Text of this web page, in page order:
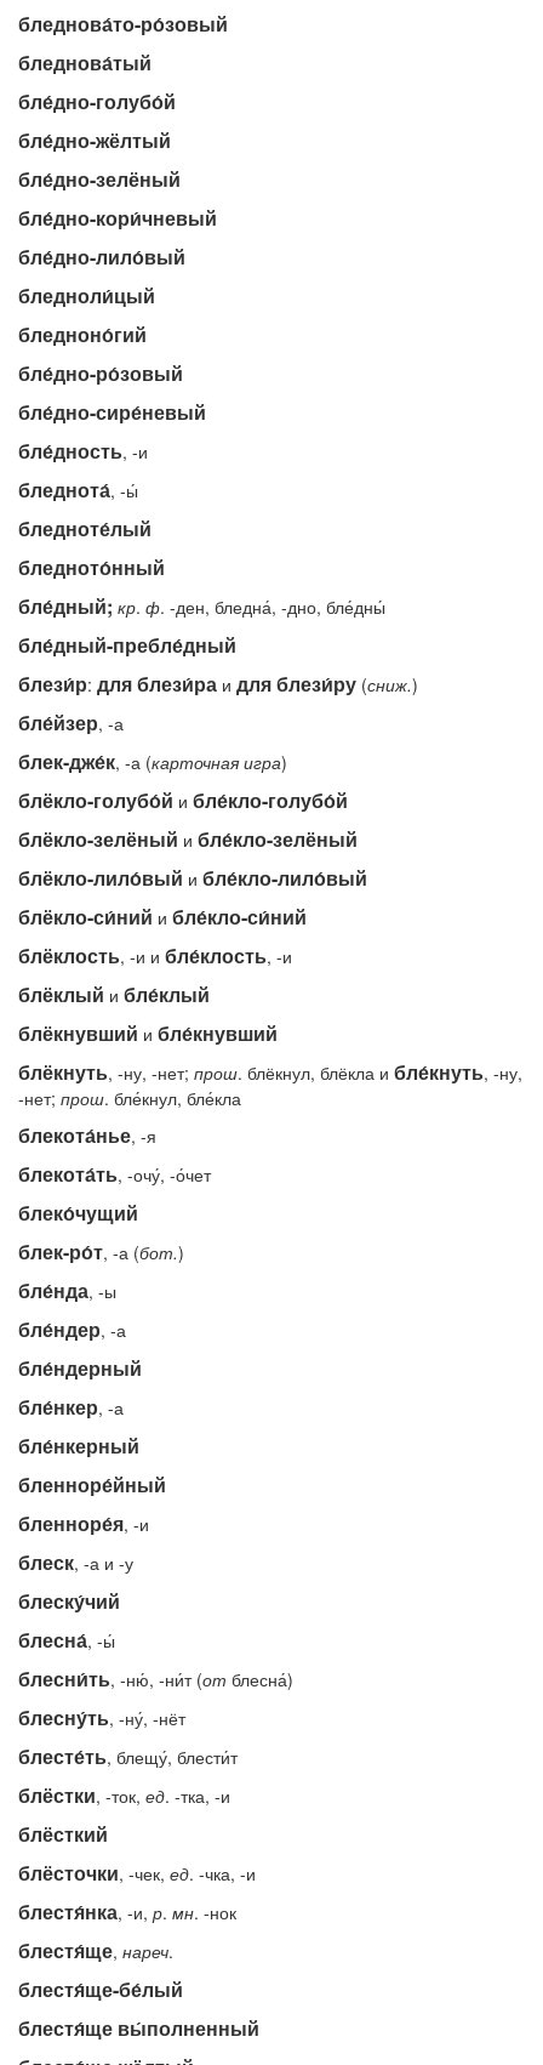
бледнова́то-ро́зовый
бледнова́тый
бле́дно-голубо́й
бле́дно-жёлтый
бле́дно-зелёный
бле́дно-кори́чневый
бле́дно-лило́вый
бледноли́цый
бледноно́гий
бле́дно-ро́зовый
бле́дно-сире́невый
бле́дность, -и
бледнота́, -ы́
бледноте́лый
бледното́нный
бле́дный; кр. ф. -ден, бледна́, -дно, бле́дны́
бле́дный-пребле́дный
блези́р: для блези́ра и для блези́ру (сниж.)
бле́йзер, -а
блек-дже́к, -а (карточная игра)
блёкло-голубо́й и бле́кло-голубо́й
блёкло-зелёный и бле́кло-зелёный
блёкло-лило́вый и бле́кло-лило́вый
блёкло-си́ний и бле́кло-си́ний
блёклость, -и и бле́клость, -и
блёклый и бле́клый
блёкнувший и бле́кнувший
блёкнуть, -ну, -нет; прош. блёкнул, блёкла и бле́кнуть, -ну,
-нет; прош. бле́кнул, бле́кла
блекота́нье, -я
блекота́ть, -очу́, -о́чет
блеко́чущий
блек-ро́т, -а (бот.)
бле́нда, -ы
бле́ндер, -а
бле́ндерный
бле́нкер, -а
бле́нкерный
бленноре́йный
бленноре́я, -и
блеск, -а и -у
блеску́чий
блесна́, -ы́
блесни́ть, -ню́, -ни́т (от блесна́)
блесну́ть, -ну́, -нёт
блесте́ть, блещу́, блести́т
блёстки, -ток, ед. -тка, -и
блёсткий
блёсточки, -чек, ед. -чка, -и
блестя́нка, -и, р. мн. -нок
блестя́ще, нареч.
блестя́ще-бе́лый
блестя́ще вы́полненный